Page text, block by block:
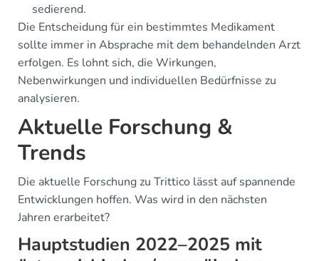
sedierend.
Die Entscheidung für ein bestimmtes Medikament
sollte immer in Absprache mit dem behandelnden Arzt
erfolgen. Es lohnt sich, die Wirkungen,
Nebenwirkungen und individuellen Bedürfnisse zu
analysieren.
Aktuelle Forschung &
Trends
Die aktuelle Forschung zu Trittico lässt auf spannende
Entwicklungen hoffen. Was wird in den nächsten
Jahren erarbeitet?
Hauptstudien 2022–2025 mit